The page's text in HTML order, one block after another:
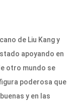
de Liu Kang y
apoyando en
otro mundo se
poderosa que
y en las